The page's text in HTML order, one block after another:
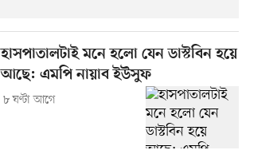
হাসপাতালটাই মনে হলো যেন ডাস্টবিন হয়ে
আছে: এমপি নায়াব ইউসুফ
৮ ঘণ্টা আগে